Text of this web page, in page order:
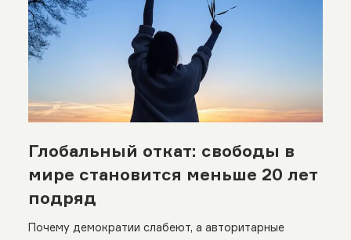
Глобальный откат: свободы в
мире становится меньше 20 лет
подряд
Почему демократии слабеют, а авторитарные